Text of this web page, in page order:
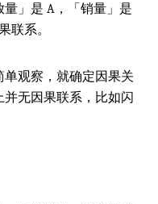
」是 A，「销量」是
联系。
观察，就确定因果关
无因果联系，比如闪